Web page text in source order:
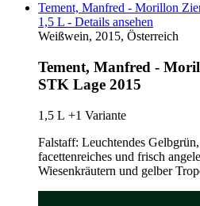
Tement, Manfred - Morillon
1,5 L - Details ansehen
Weißwein, 2015, Österreich
Tement, Manfred -
STK Lage 2015
1,5 L +1 Variante
Falstaff: Leuchtendes
facettenreiches und frisch
Wiesenkräutern und gelber